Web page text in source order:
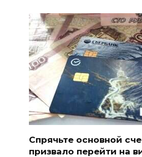
Спрячьте основной
призвало перейти на